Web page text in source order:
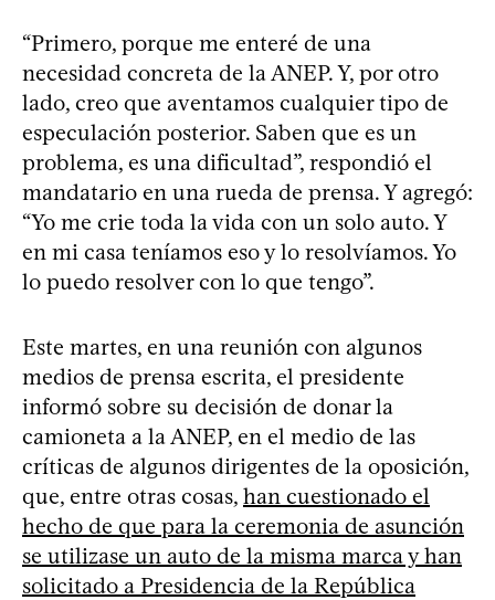
“Primero, porque me enteré de una
necesidad concreta de la ANEP. Y, por otro
lado, creo que aventamos cualquier tipo de
especulación posterior. Saben que es un
problema, es una dificultad”, respondió el
mandatario en una rueda de prensa. Y agregó:
“Yo me crie toda la vida con un solo auto. Y
en mi casa teníamos eso y lo resolvíamos. Yo
lo puedo resolver con lo que tengo”.
Este martes, en una reunión con algunos
medios de prensa escrita, el presidente
informó sobre su decisión de donar la
camioneta a la ANEP, en el medio de las
críticas de algunos dirigentes de la oposición,
que, entre otras cosas, han cuestionado el
hecho de que para la ceremonia de asunción
se utilizase un auto de la misma marca y han
solicitado a Presidencia de la República